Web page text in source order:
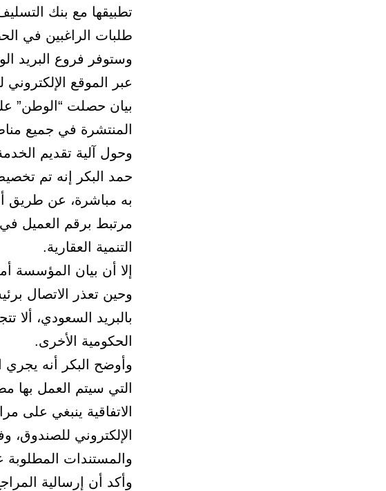
تطبيقها مع بنك
طلبات الراغبين في
وستوفر فروع البريد
عبر الموقع
بيان حصلت “الوطن”
المنتشرة في جميع
وحول آلية تقديم
حمد البكر إنه تم
به مباشرة، عن طريق
مرتبط برقم العميل
التنمية العقارية.
إلا أن بيان المؤسسة
وحين تعذر الاتصال
الحكومية الأخرى.
وأوضح البكر أنه يجري
التي سيتم العمل بها
الاتفاقية ينبغي على
الإلكتروني للصندوق،
والمستندات